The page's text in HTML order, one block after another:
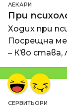
ЛЕКАРИ
При
Ходих при
Посрещна
– К’во става,
СЕРВИТЬОРИ